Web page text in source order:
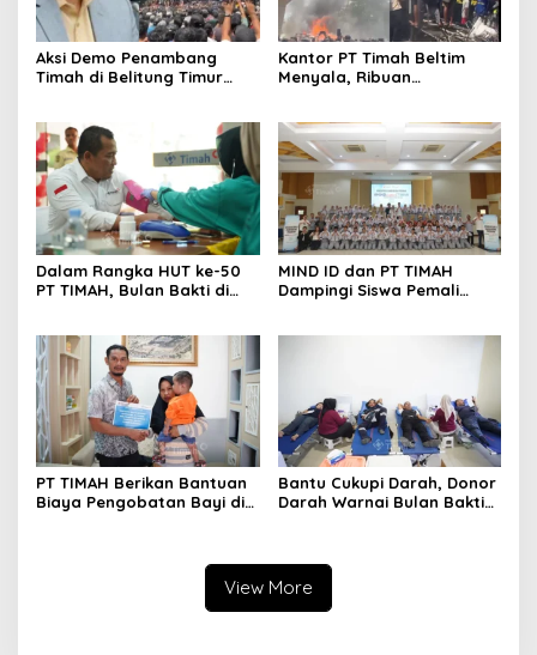
Aksi Demo Penambang
Timah di Belitung Timur
Dorong Perpres Segera
Diterbitkan
Kantor PT Timah Beltim
Menyala, Ribuan
Mata
Dalam Rangka HUT ke-50
PT TIMAH, Bulan Bakti di
Layanan Kesehatan Gratis
MIND ID dan PT TIMAH
Dampingi Siswa Pemali
PT TIMAH Berikan Bantuan
Biaya Pengobatan Bayi di
Bantu Cukupi Darah, Donor
Darah Warnai Bulan Bakti
View More